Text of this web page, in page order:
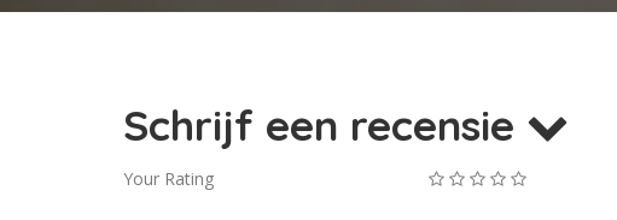
Schrijf een recensie
Your Rating